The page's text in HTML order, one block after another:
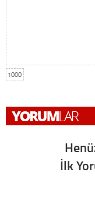
1000
İlk